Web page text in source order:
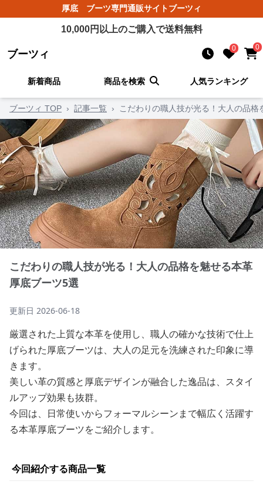
厚底 ブーツ専門通販サイトブーツィ
10,000円以上のご購入で送料無料
ブーツィ 0 0
新着商品 商品を検索 人気ランキング
ブーツィ TOP › 記事一覧 › こだわりの職人技が光る！大人の品
こだわりの職人技が光る！大人の品格を魅せる本革
厚底ブーツ5選
更新日 2026-06-18
厳選された上質な本革を使用し、職人の確かな技術で仕上
げられた厚底ブーツは、大人の足元を洗練された印象に導
きます。
美しい革の質感と厚底デザインが融合した逸品は、スタイ
ルアップ効果も抜群。
今回は、日常使いからフォーマルシーンまで幅広く活躍す
る本革厚底ブーツをご紹介します。
今回紹介する商品一覧